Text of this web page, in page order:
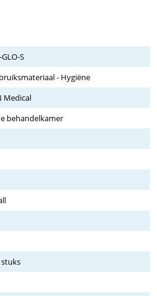
S
- Hygiëne
Medical
behandelkamer
stuks